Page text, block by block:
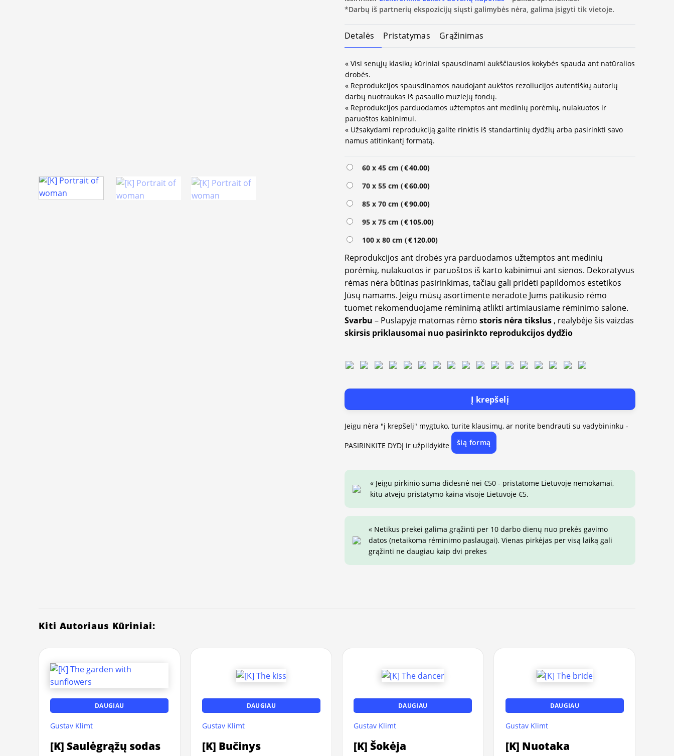
*Darbų iš partnerių ekspozicijų siųsti galimybės nėra, galima įsigyti tik vietoje.
Detalės Pristatymas Grąžinimas
« Visi senųjų klasikų kūriniai spausdinami aukščiausios kokybės spauda ant natūralios
drobės.
« Reprodukcijos spausdinamos naudojant aukštos rezoliucijos autentiškų autorių
darbų nuotraukas iš pasaulio muziejų fondų.
« Reprodukcijos parduodamos užtemptos ant medinių porėmių, nulakuotos ir
paruoštos kabinimui.
« Užsakydami reprodukciją galite rinktis iš standartinių dydžių arba pasirinkti savo
namus atitinkantį formatą.
60 x 45 cm (€40.00)
70 x 55 cm (€60.00)
85 x 70 cm (€90.00)
95 x 75 cm (€105.00)
100 x 80 cm (€120.00)
Reprodukcijos ant drobės yra parduodamos užtemptos ant medinių
porėmių, nulakuotos ir paruoštos iš karto kabinimui ant sienos. Dekoratyvus
rėmas nėra būtinas pasirinkimas, tačiau gali pridėti papildomos estetikos
Jūsų namams. Jeigu mūsų asortimente neradote Jums patikusio rėmo
tuomet rekomenduojame rėminimą atlikti artimiausiame rėminimo salone.
Svarbu – Puslapyje matomas rėmo storis nėra tikslus , realybėje šis vaizdas
skirsis priklausomai nuo pasirinkto reprodukcijos dydžio
Į krepšelį
Jeigu nėra "į krepšelį" mygtuko, turite klausimų, ar norite bendrauti su vadybininku -
PASIRINKITE DYDĮ ir užpildykite šią formą
« Jeigu pirkinio suma didesnė nei €50 - pristatome Lietuvoje nemokamai,
kitu atveju pristatymo kaina visoje Lietuvoje €5.
« Netikus prekei galima grąžinti per 10 darbo dienų nuo prekės gavimo
datos (netaikoma rėminimo paslaugai). Vienas pirkėjas per visą laiką gali
grąžinti ne daugiau kaip dvi prekes
Kiti Autoriaus Kūriniai:
DAUGIAU
Gustav Klimt
[K] Saulėgrąžų sodas
DAUGIAU
Gustav Klimt
[K] Bučinys
DAUGIAU
Gustav Klimt
[K] Šokėja
DAUGIAU
Gustav Klimt
[K] Nuotaka